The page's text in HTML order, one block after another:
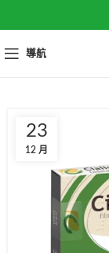
導航
23
12 月